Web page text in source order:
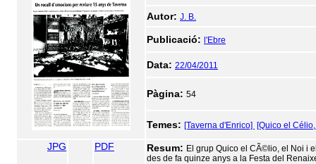
Autor: J. B.
Publicació: l'Ebre
Data: 22/04/2011
Pàgina: 54
Temes: [Taverna d'Enrico] [Quico el
JPG PDF Resum: El grup Quico el CÃ©lio, el Noi i
des de fa quinze anys a la Festa del